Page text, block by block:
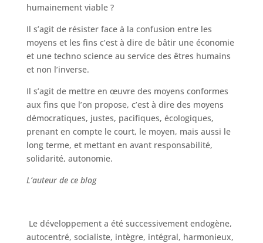
humainement viable ?
Il s’agit de résister face à la confusion entre les
moyens et les fins c’est à dire de bâtir une économie
et une techno science au service des êtres humains
et non l’inverse.
Il s’agit de mettre en œuvre des moyens conformes
aux fins que l’on propose, c’est à dire des moyens
démocratiques, justes, pacifiques, écologiques,
prenant en compte le court, le moyen, mais aussi le
long terme, et mettant en avant responsabilité,
solidarité, autonomie.
L’auteur de ce blog
Le développement a été successivement endogène,
autocentré, socialiste, intègre, intégral, harmonieux,